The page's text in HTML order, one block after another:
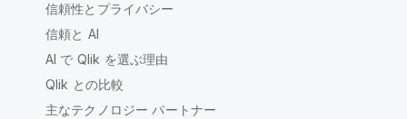
信頼性とプライバシー
信頼と AI
AI で Qlik を選ぶ理由
Qlik との比較
主なテクノロジー パートナー